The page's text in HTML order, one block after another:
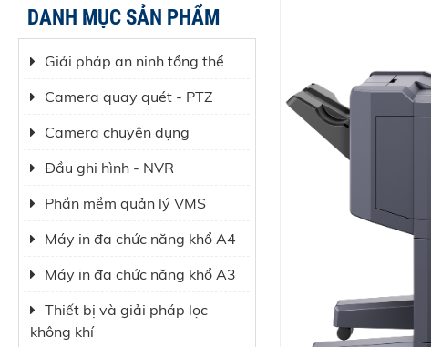
DANH MỤC SẢN PHẨM
Giải pháp an ninh tổng thể
Camera quay quét - PTZ
Camera chuyên dụng
Đầu ghi hình - NVR
Phần mềm quản lý VMS
Máy in đa chức năng khổ A4
Máy in đa chức năng khổ A3
Thiết bị và giải pháp lọc
không khí